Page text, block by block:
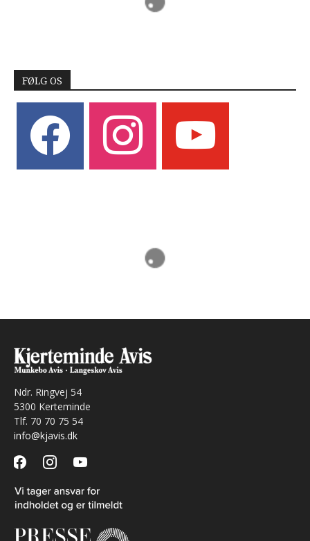
FØLG OS
instagram
Ndr. Ringvej 54
5300 Kerteminde
Tlf. 70 70 75 54
info@kjavis.dk
facebookinstagramyoutube